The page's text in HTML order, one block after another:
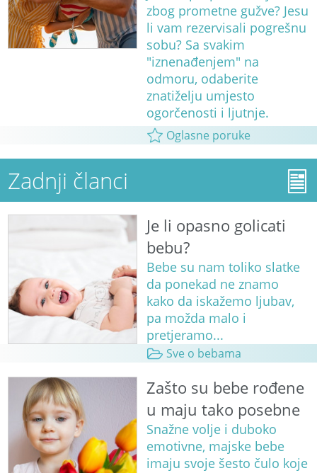
zbog prometne gužve? Jesu
li vam rezervisali pogrešnu
sobu? Sa svakim
"iznenađenjem" na
odmoru, odaberite
znatiželju umjesto
ogorčenosti i ljutnje.
Oglasne poruke
Zadnji članci
Je li opasno golicati
bebu?
Bebe su nam toliko slatke
da ponekad ne znamo
kako da iskažemo ljubav,
pa možda malo i
pretjeramo...
Sve o bebama
Zašto su bebe rođene
u maju tako posebne
Snažne volje i duboko
emotivne, majske bebe
imaju svoje šesto čulo koje